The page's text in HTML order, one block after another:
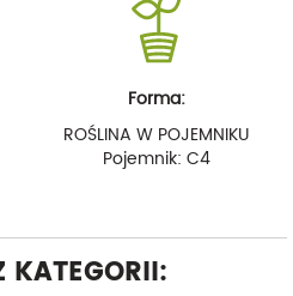
Forma:
ROŚLINA W POJEMNIKU
Pojemnik: C4
KATEGORII: